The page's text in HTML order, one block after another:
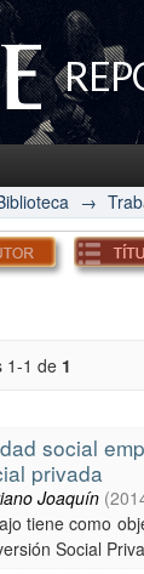
→
1-1 de 1
social
privada
Joaquín (
tiene como
Social